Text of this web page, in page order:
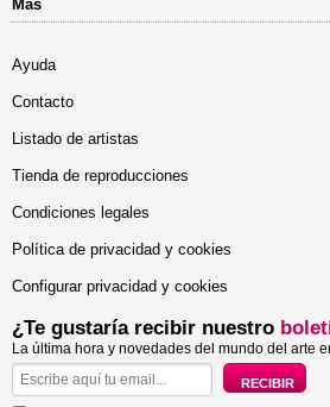
Más
Ayuda
Contacto
Listado de artistas
Tienda de reproducciones
Condiciones legales
Política de privacidad y cookies
Configurar privacidad y cookies
¿Te gustaría recibir nuestro
La última hora y novedades del mundo del arte